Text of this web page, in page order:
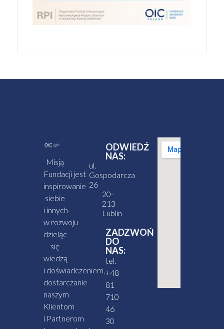
Misją
Fundacji jest
inspirowanie
siebie
i innych
w rozwoju
dzieląc
się
wiedzą
i doświadczeniem,
dostarczanie
naszym
Klientom
i Partnerom
ODWIEDŹ
NAS:
ul.
Gospodarcza
26
20-
213
Lublin
ZADZWOŃ
DO
NAS:
tel.
+48
81
710
46
30